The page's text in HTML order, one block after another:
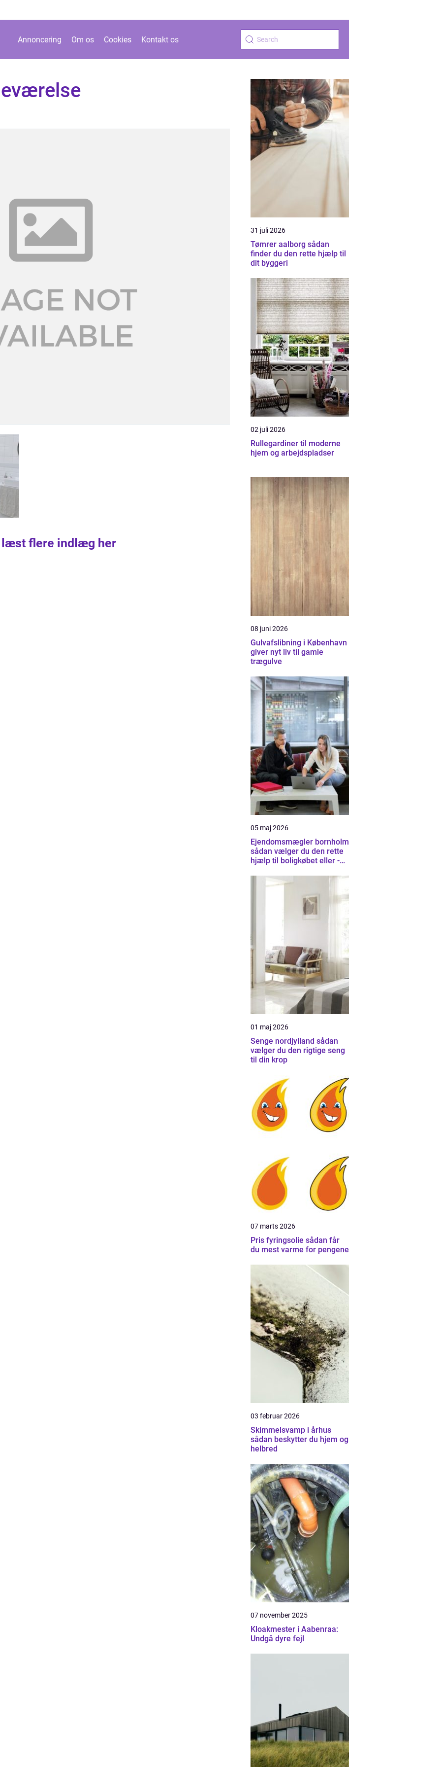
Annoncering Om os Cookies Kontakt os
læst flere indlæg her
31 juli 2026
Tømrer aalborg sådan
finder du den rette hjælp til
dit byggeri
02 juli 2026
Rullegardiner til moderne
hjem og arbejdspladser
08 juni 2026
Gulvafslibning i København
giver nyt liv til gamle
trægulve
05 maj 2026
Ejendomsmægler bornholm
sådan vælger du den rette
hjælp til boligkøbet eller -
01 maj 2026
Senge nordjylland sådan
vælger du den rigtige seng
til din krop
07 marts 2026
Pris fyringsolie sådan får
du mest varme for pengene
03 februar 2026
Skimmelsvamp i århus
sådan beskytter du hjem og
helbred
07 november 2025
Kloakmester i Aabenraa:
Undgå dyre fejl